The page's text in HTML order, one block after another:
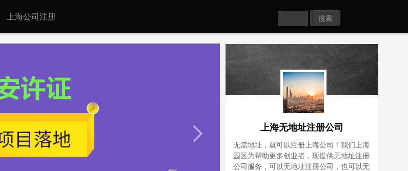
上海公司注册
上海无地址注册公司
无需地址，就可以注册上海公司！我们上海
园区为帮助更多创业者，现提供无地址注册
公司服务，可以无地址注册公司，也可以无